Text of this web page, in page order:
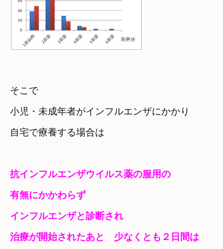
そこで
小児・未成年者がインフルエンザにかかり
自宅で療養する場合は
抗インフルエンザウイルス薬の服用の
有無にかかわらず
インフルエンザと診断され
治療が開始されたあと　少なくとも２日間は